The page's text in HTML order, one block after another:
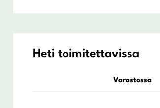
Heti toimitettavissa
Varastossa